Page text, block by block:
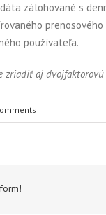
zálohované s
používateľa.
zriadiť aj